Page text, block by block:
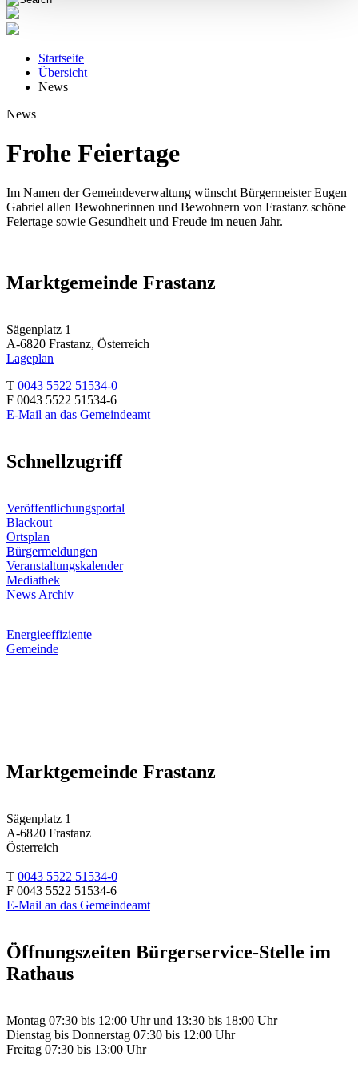
Startseite
Übersicht
News
News
Frohe Feiertage
Im Namen der Gemeindeverwaltung wünscht Bürgermeister Eugen
Gabriel allen Bewohnerinnen und Bewohnern von Frastanz schöne
Feiertage sowie Gesundheit und Freude im neuen Jahr.
Marktgemeinde Frastanz
Sägenplatz 1
A-6820 Frastanz, Österreich
Lageplan
T 0043 5522 51534-0
F 0043 5522 51534-6
E-Mail an das Gemeindeamt
Schnellzugriff
Veröffentlichungsportal
Blackout
Ortsplan
Bürgermeldungen
Veranstaltungskalender
Mediathek
News Archiv
Energieeffiziente
Gemeinde
Marktgemeinde Frastanz
Sägenplatz 1
A-6820 Frastanz
Österreich
T 0043 5522 51534-0
F 0043 5522 51534-6
E-Mail an das Gemeindeamt
Öffnungszeiten Bürgerservice-Stelle im
Rathaus
Montag 07:30 bis 12:00 Uhr und 13:30 bis 18:00 Uhr
Dienstag bis Donnerstag 07:30 bis 12:00 Uhr
Freitag 07:30 bis 13:00 Uhr